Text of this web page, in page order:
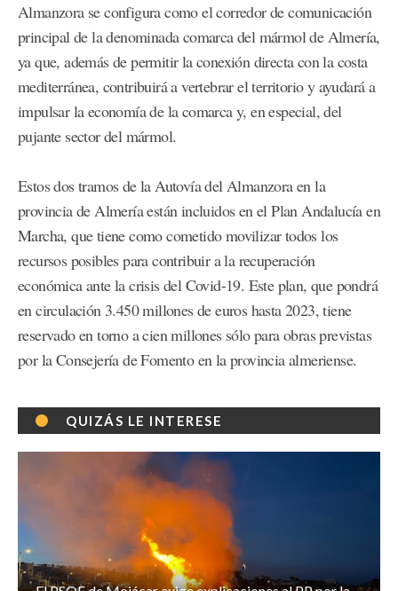
Almanzora se configura como el corredor de comunicación
principal de la denominada comarca del mármol de Almería,
ya que, además de permitir la conexión directa con la costa
mediterránea, contribuirá a vertebrar el territorio y ayudará a
impulsar la economía de la comarca y, en especial, del
pujante sector del mármol.
Estos dos tramos de la Autovía del Almanzora en la
provincia de Almería están incluidos en el Plan Andalucía en
Marcha, que tiene como cometido movilizar todos los
recursos posibles para contribuir a la recuperación
económica ante la crisis del Covid-19. Este plan, que pondrá
en circulación 3.450 millones de euros hasta 2023, tiene
reservado en torno a cien millones sólo para obras previstas
por la Consejería de Fomento en la provincia almeriense.
QUIZÁS LE INTERESE